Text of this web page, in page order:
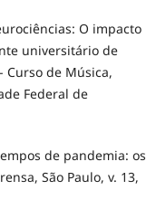
O impacto
universitário de
Curso de Música,
Federal de
de pandemia: os
São Paulo, v. 13,